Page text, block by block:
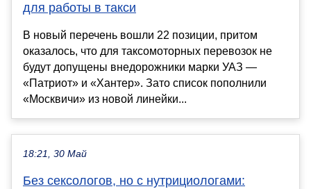
для работы в такси
В новый перечень вошли 22 позиции, притом
оказалось, что для таксомоторных перевозок не
будут допущены внедорожники марки УАЗ —
«Патриот» и «Хантер». Зато список пополнили
«Москвичи» из новой линейки...
18:21, 30 Май
Без сексологов, но с нутрициологами: